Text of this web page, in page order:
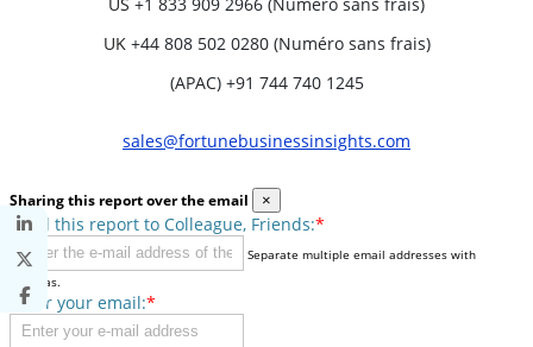
UK +44 808 502 0280 (Numéro sans frais)
(APAC) +91 744 740 1245
sales@fortunebusinessinsights.com
Sharing this report over the email ×
Send this report to Colleague, Friends:*
Separate multiple email addresses with
commas.
Enter your email:*